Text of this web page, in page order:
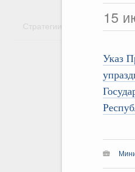
15
Указ
Стратегии